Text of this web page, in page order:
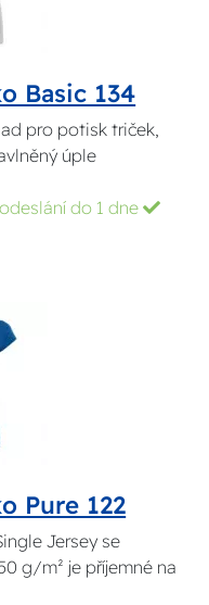
Basic 134
pro potisk triček,
úple
do 1 dne
Pure 122
Jersey se
g/m² je příjemné na